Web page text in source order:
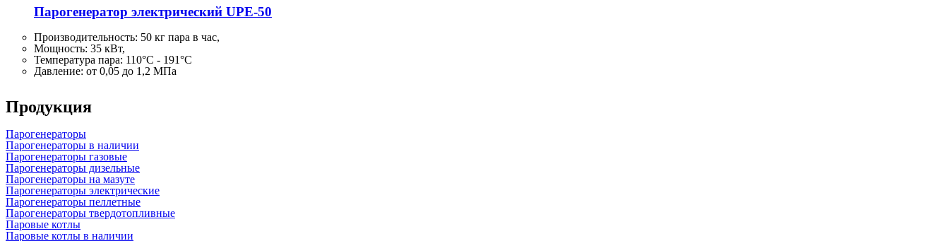
Парогенератор электрический UPE-50
Производительность: 50 кг пара в час,
Мощность: 35 кВт,
Температура пара: 110°C - 191°C
Давление: от 0,05 до 1,2 МПа
Продукция
Парогенераторы
Парогенераторы в наличии
Парогенераторы газовые
Парогенераторы дизельные
Парогенераторы на мазуте
Парогенераторы электрические
Парогенераторы пеллетные
Парогенераторы твердотопливные
Паровые котлы
Паровые котлы в наличии